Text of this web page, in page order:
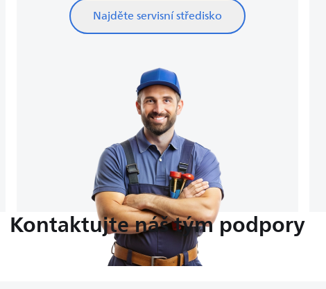
Najděte servisní středisko
Kontaktujte náš tým podpory